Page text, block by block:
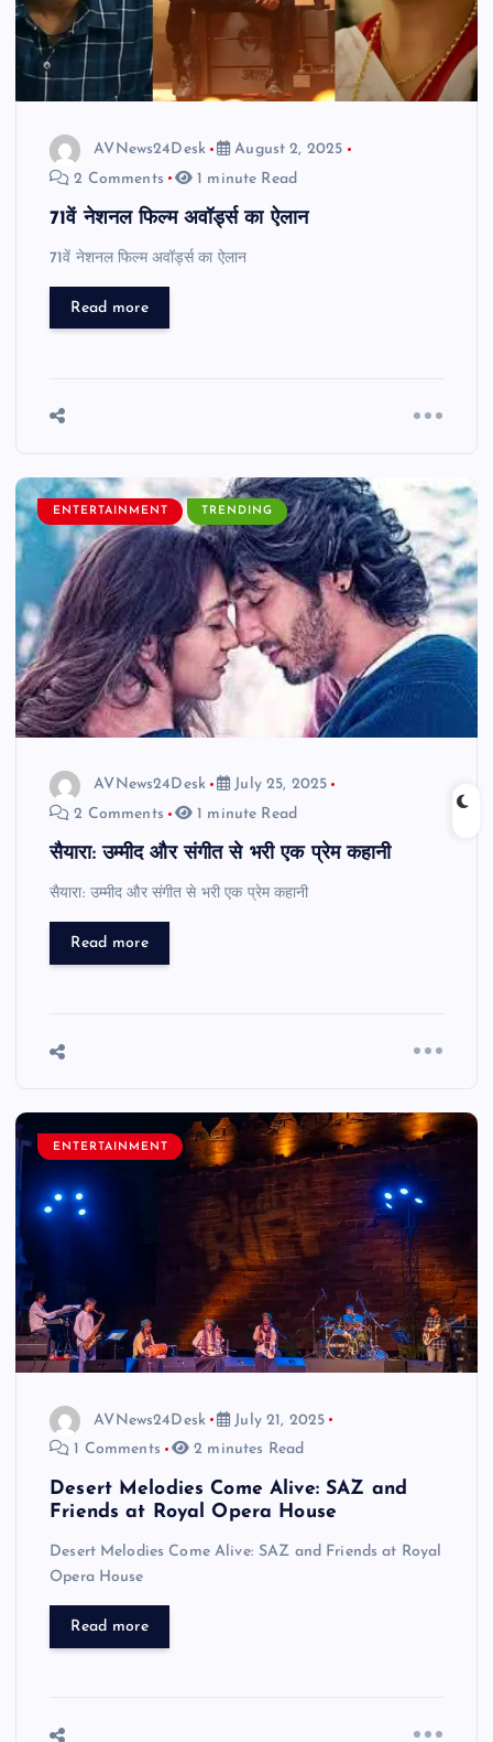
AVNews24Desk
August 2, 2025
2 Comments
1 minute Read
71वें नेशनल फिल्म अवॉर्ड्स का ऐलान
71वें नेशनल फिल्म अवॉर्ड्स का ऐलान
Read more
ENTERTAINMENT TRENDING
AVNews24Desk
July 25, 2025
2 Comments
1 minute Read
सैयारा: उम्मीद और संगीत से भरी एक प्रेम कहानी
सैयारा: उम्मीद और संगीत से भरी एक प्रेम कहानी
Read more
ENTERTAINMENT
AVNews24Desk
July 21, 2025
1 Comments
2 minutes Read
Desert Melodies Come Alive: SAZ and
Friends at Royal Opera House
Desert Melodies Come Alive: SAZ and Friends at Royal
Opera House
Read more